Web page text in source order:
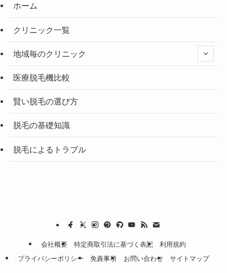
ホーム
クリニック一覧
地域毎のクリニック
医療脱毛機比較
賢い脱毛の選び方
脱毛の基礎知識
脱毛によるトラブル
会社概要 特定商取引法に基づく表記
利用規約
プライバシーポリシー
免責事項 お問い合わせ サイトマップ